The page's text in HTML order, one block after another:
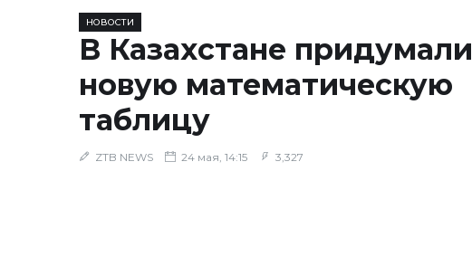
НОВОСТИ
В Казахстане придумали
новую математическую
таблицу
ZTB NEWS 24 мая, 14:15 3,327